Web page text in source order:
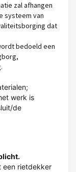
zal afhangen
systeem van
dat
bedoeld een
werk is
de
een rietdekker